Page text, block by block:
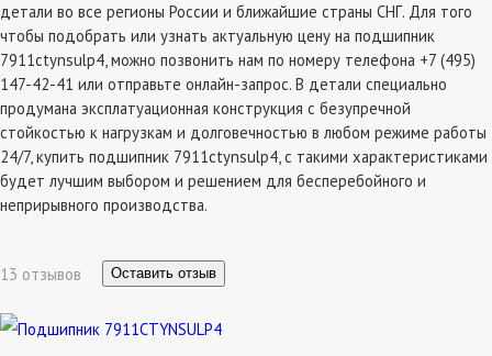
детали во все регионы России и ближайшие страны СНГ. Для того
чтобы подобрать или узнать актуальную цену на подшипник
7911ctynsulp4, можно позвонить нам по номеру телефона +7 (495)
147-42-41 или отправьте онлайн-запрос. В детали специально
продумана эксплатуационная конструкция с безупречной
стойкостью к нагрузкам и долговечностью в любом режиме работы
24/7, купить подшипник 7911ctynsulp4, с такими характеристиками
будет лучшим выбором и решением для бесперебойного и
неприрывного производства.
13 отзывов Оставить отзыв